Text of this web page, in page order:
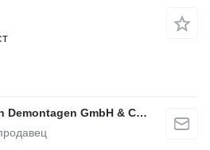
EGC Parts Baumaschinen Demontagen GmbH & Co. KG